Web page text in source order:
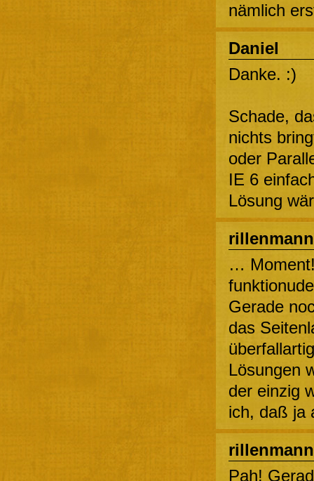
nämlich
Daniel
Danke. :)
Schade,
nichts
oder
IE 6
Lösung
…
Gerade
das
Lösungen
der einzig
ich, daß ja
Pah!